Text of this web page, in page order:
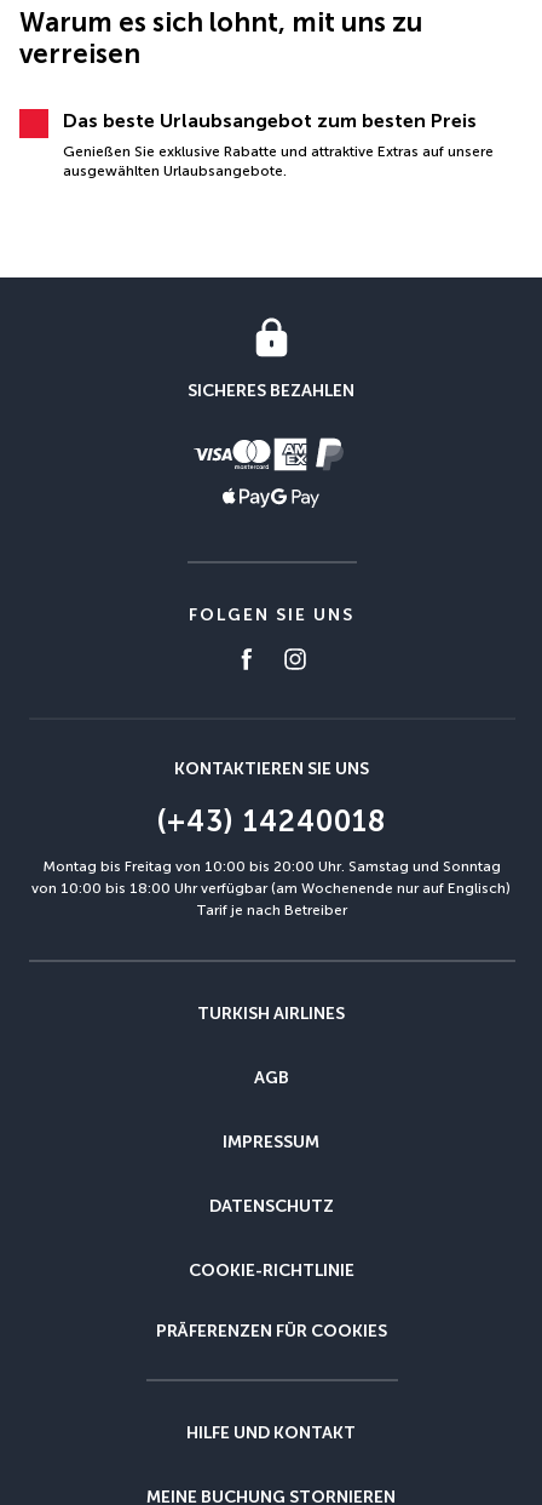
Warum es sich lohnt, mit uns zu
verreisen
Das beste Urlaubsangebot zum besten Preis
Genießen Sie exklusive Rabatte und attraktive Extras auf unsere
ausgewählten Urlaubsangebote.
SICHERES BEZAHLEN
FOLGEN SIE UNS
KONTAKTIEREN SIE UNS
(+43) 14240018
Montag bis Freitag von 10:00 bis 20:00 Uhr. Samstag und Sonntag
von 10:00 bis 18:00 Uhr verfügbar (am Wochenende nur auf Englisch)
Tarif je nach Betreiber
TURKISH AIRLINES
AGB
IMPRESSUM
DATENSCHUTZ
COOKIE-RICHTLINIE
PRÄFERENZEN FÜR COOKIES
HILFE UND KONTAKT
MEINE BUCHUNG STORNIEREN